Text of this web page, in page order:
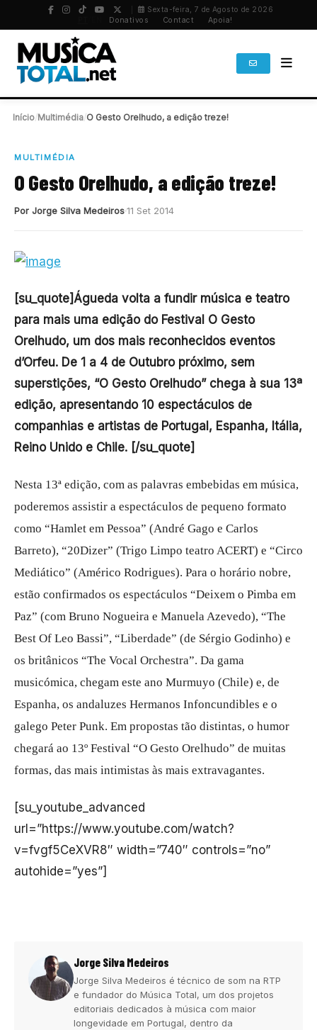
Sexta-feira, 7 de Agosto de 2026
Donativos Contact Apoia!
Início Multimédia O Gesto Orelhudo, a edição treze!
MULTIMÉDIA
O Gesto Orelhudo, a edição treze!
Por Jorge Silva Medeiros11 Set 2014
[su_quote]Águeda volta a fundir música e teatro
para mais uma edição do Festival O Gesto
Orelhudo, um dos mais reconhecidos eventos
d’Orfeu. De 1 a 4 de Outubro próximo, sem
superstições, “O Gesto Orelhudo” chega à sua 13ª
edição, apresentando 10 espectáculos de
companhias e artistas de Portugal, Espanha, Itália,
Reino Unido e Chile. [/su_quote]
Nesta 13ª edição, com as palavras embebidas em música,
poderemos assistir a espectáculos de pequeno formato
como “Hamlet em Pessoa” (André Gago e Carlos
Barreto), “20Dizer” (Trigo Limpo teatro ACERT) e “Circo
Mediático” (Américo Rodrigues). Para o horário nobre,
estão confirmados os espectáculos “Deixem o Pimba em
Paz” (com Bruno Nogueira e Manuela Azevedo), “The
Best Of Leo Bassi”, “Liberdade” (de Sérgio Godinho) e
os britânicos “The Vocal Orchestra”. Da gama
musicómica, chegam este ano Murmuyo (Chile) e, de
Espanha, os andaluzes Hermanos Infoncundibles e o
galego Peter Punk. Em propostas tão distintas, o humor
chegará ao 13º Festival “O Gesto Orelhudo” de muitas
formas, das mais intimistas às mais extravagantes.
[su_youtube_advanced
url=”https://www.youtube.com/watch?
v=fvgf5CeXVR8″ width=”740″ controls=”no”
autohide=”yes”]
Jorge Silva Medeiros
Jorge Silva Medeiros é técnico de som na RTP
e fundador do Música Total, um dos projetos
editoriais dedicados à música com maior
longevidade em Portugal, dentro da